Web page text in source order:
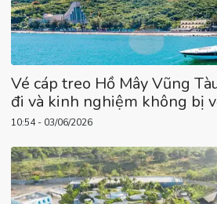
Vé cáp treo Hồ Mây Vũng
đi và kinh nghiệm không bị
10:54 - 03/06/2026